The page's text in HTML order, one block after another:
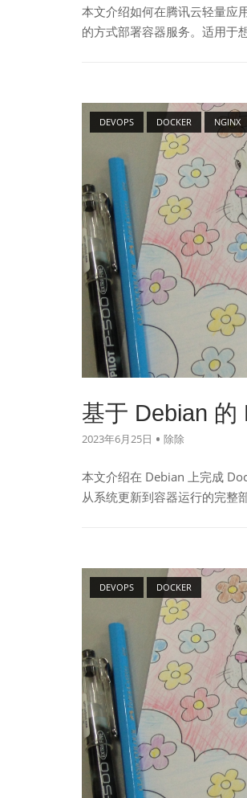
本文介绍如何在腾讯云轻量应
的方式部署容器服务。适用于
DEVOPS DOCKER NGINX
Open post
基于 Debian 的
2023年6月25日 除除
本文介绍在 Debian 上完成
从系统更新到容器运行的完整
DEVOPS DOCKER
Open post